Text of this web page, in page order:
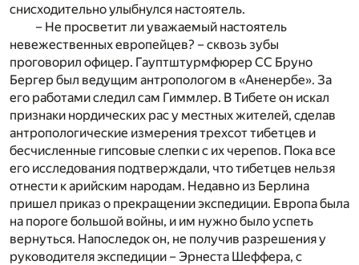
снисходительно улыбнулся настоятель.
– Не просветит ли уважаемый настоятель
невежественных европейцев? – сквозь зубы
проговорил офицер. Гауптштурмфюрер СС Бруно
Бергер был ведущим антропологом в «Аненербе». За
его работами следил сам Гиммлер. В Тибете он искал
признаки нордических рас у местных жителей, сделав
антропологические измерения трехсот тибетцев и
бесчисленные гипсовые слепки с их черепов. Пока все
его исследования подтверждали, что тибетцев нельзя
отнести к арийским народам. Недавно из Берлина
пришел приказ о прекращении экспедиции. Европа была
на пороге большой войны, и им нужно было успеть
вернуться. Напоследок он, не получив разрешения у
руководителя экспедиции – Эрнеста Шеффера, с